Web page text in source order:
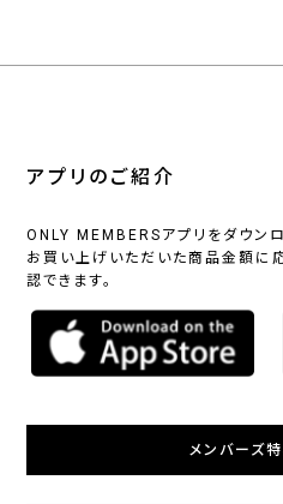
アプリのご紹介
ONLY MEMBERSアプリをダウンロ
お買い上げいただいた商品金額に
認できます。
メンバーズ